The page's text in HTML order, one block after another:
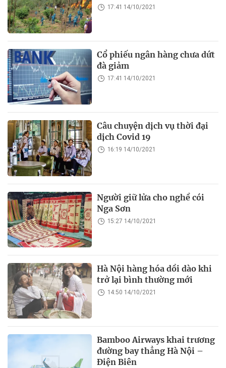
17:41 14/10/2021
Cổ phiếu ngân hàng chưa dứt
đà giảm
17:41 14/10/2021
Câu chuyện dịch vụ thời đại
dịch Covid 19
16:19 14/10/2021
Người giữ lửa cho nghề cói
Nga Sơn
15:27 14/10/2021
Hà Nội hàng hóa dồi dào khi
trở lại bình thường mới
14:50 14/10/2021
Bamboo Airways khai trương
đường bay thẳng Hà Nội –
Điện Biên